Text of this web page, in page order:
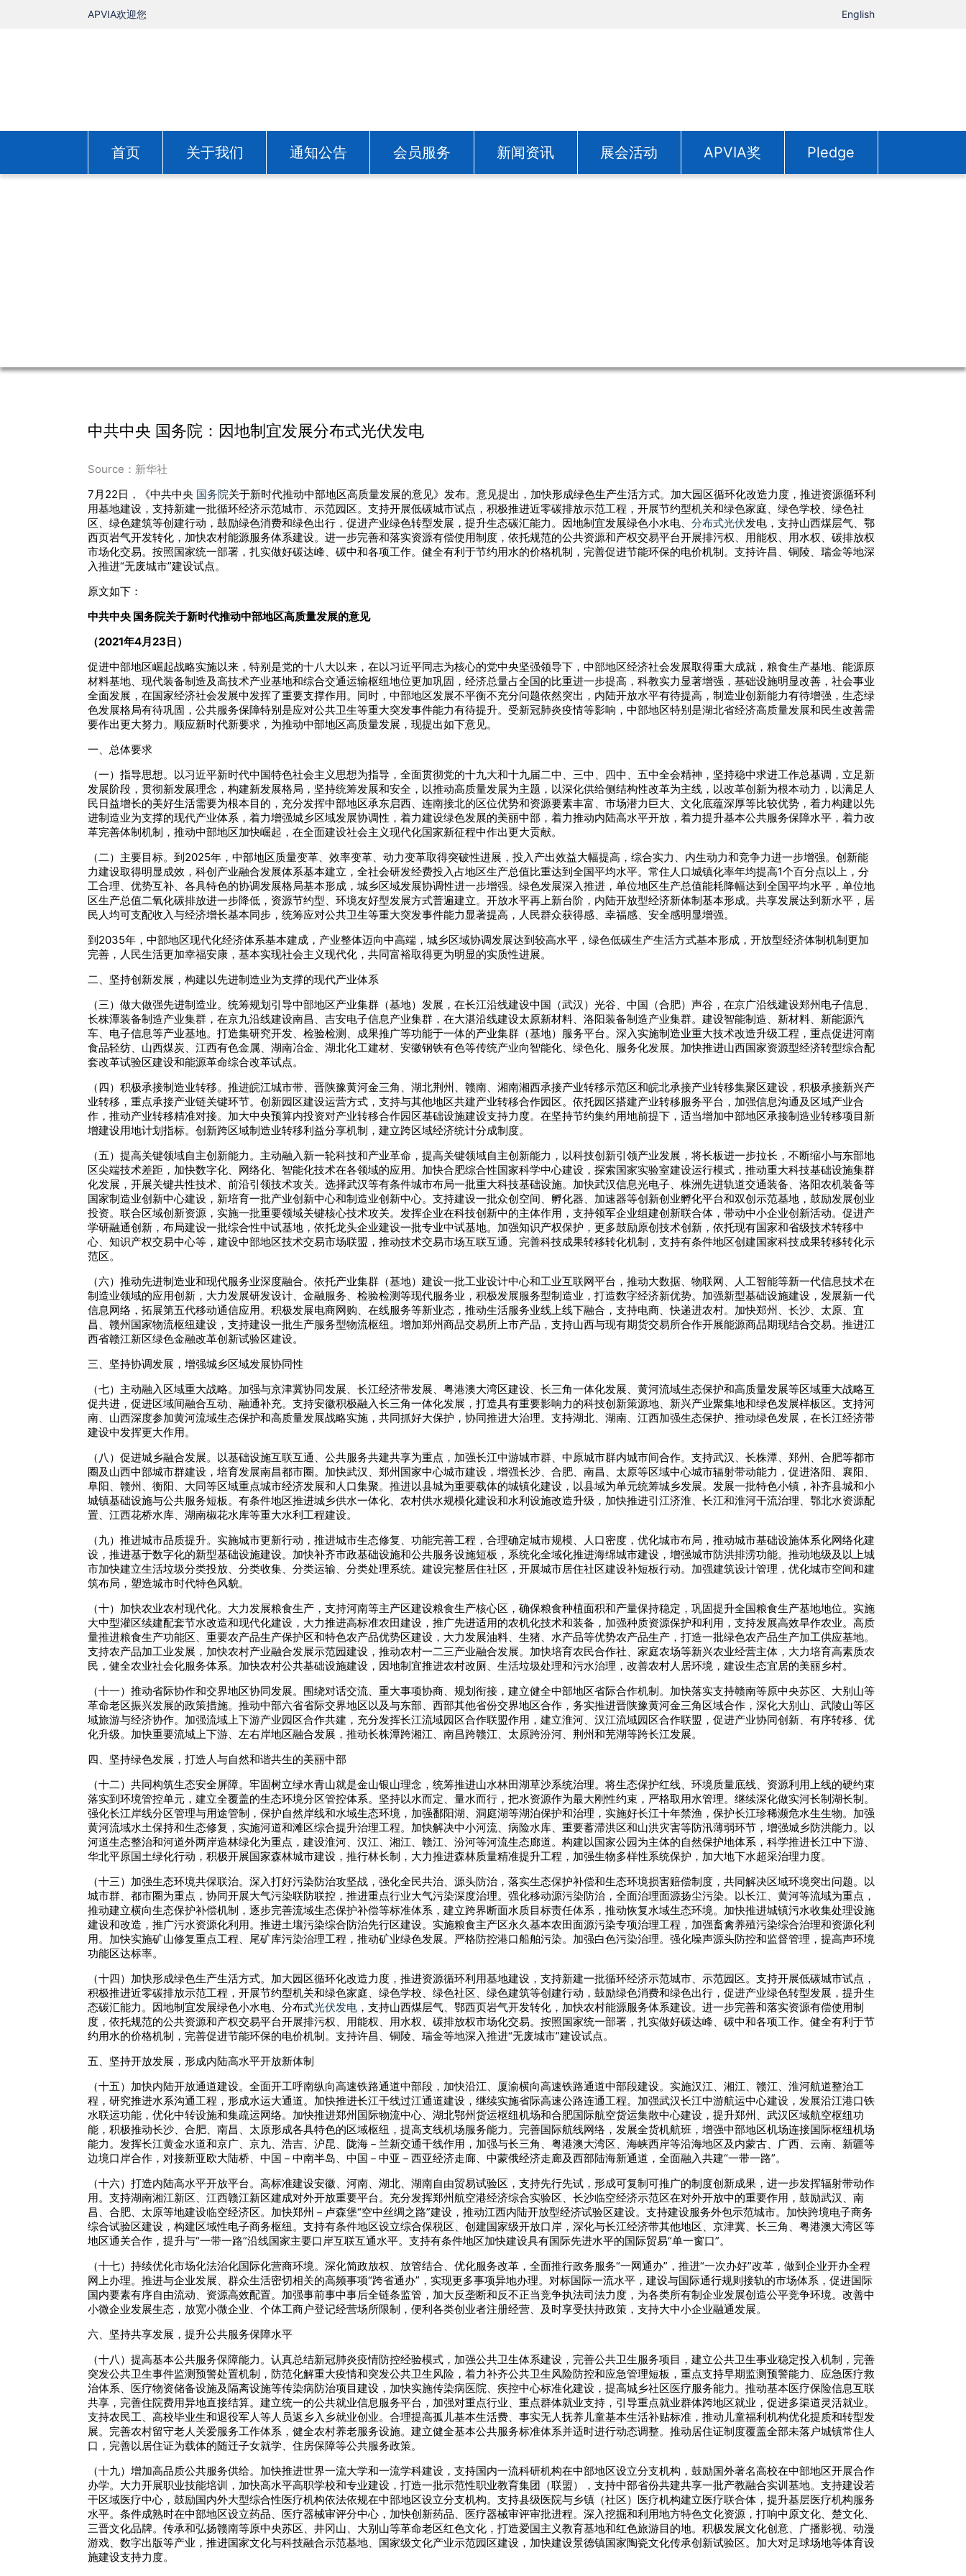
APVIA欢迎您 English
首页 关于我们 通知公告 会员服务 新闻资讯 展会活动 APVIA奖 Pledge
中共中央 国务院：因地制宜发展分布式光伏发电
Source：新华社
7月22日，《中共中央 国务院关于新时代推动中部地区高质量发展的意见》发布。意见提出，加快形成绿色生产生活方式。加大园区循环化改造力度，推进资源循环利
用基地建设，支持新建一批循环经济示范城市、示范园区。支持开展低碳城市试点，积极推进近零碳排放示范工程，开展节约型机关和绿色家庭、绿色学校、绿色社
区、绿色建筑等创建行动，鼓励绿色消费和绿色出行，促进产业绿色转型发展，提升生态碳汇能力。因地制宜发展绿色小水电、 分布式光伏发电，支持山西煤层气、鄂
西页岩气开发转化，加快农村能源服务体系建设。进一步完善和落实资源有偿使用制度，依托规范的公共资源和产权交易平台开展排污权、用能权、用水权、碳排放权
市场化交易。按照国家统一部署，扎实做好碳达峰、碳中和各项工作。健全有利于节约用水的价格机制，完善促进节能环保的电价机制。支持许昌、铜陵、瑞金等地深
入推进“无废城市”建设试点。
原文如下：
中共中央 国务院关于新时代推动中部地区高质量发展的意见
（2021年4月23日）
促进中部地区崛起战略实施以来，特别是党的十八大以来，在以习近平同志为核心的党中央坚强领导下，中部地区经济社会发展取得重大成就，粮食生产基地、能源原
材料基地、现代装备制造及高技术产业基地和综合交通运输枢纽地位更加巩固，经济总量占全国的比重进一步提高，科教实力显著增强，基础设施明显改善，社会事业
全面发展，在国家经济社会发展中发挥了重要支撑作用。同时，中部地区发展不平衡不充分问题依然突出，内陆开放水平有待提高，制造业创新能力有待增强，生态绿
色发展格局有待巩固，公共服务保障特别是应对公共卫生等重大突发事件能力有待提升。受新冠肺炎疫情等影响，中部地区特别是湖北省经济高质量发展和民生改善需
要作出更大努力。顺应新时代新要求，为推动中部地区高质量发展，现提出如下意见。
一、总体要求
（一）指导思想。以习近平新时代中国特色社会主义思想为指导，全面贯彻党的十九大和十九届二中、三中、四中、五中全会精神，坚持稳中求进工作总基调，立足新
发展阶段，贯彻新发展理念，构建新发展格局，坚持统筹发展和安全，以推动高质量发展为主题，以深化供给侧结构性改革为主线，以改革创新为根本动力，以满足人
民日益增长的美好生活需要为根本目的，充分发挥中部地区承东启西、连南接北的区位优势和资源要素丰富、市场潜力巨大、文化底蕴深厚等比较优势，着力构建以先
进制造业为支撑的现代产业体系，着力增强城乡区域发展协调性，着力建设绿色发展的美丽中部，着力推动内陆高水平开放，着力提升基本公共服务保障水平，着力改
革完善体制机制，推动中部地区加快崛起，在全面建设社会主义现代化国家新征程中作出更大贡献。
（二）主要目标。到2025年，中部地区质量变革、效率变革、动力变革取得突破性进展，投入产出效益大幅提高，综合实力、内生动力和竞争力进一步增强。创新能
力建设取得明显成效，科创产业融合发展体系基本建立，全社会研发经费投入占地区生产总值比重达到全国平均水平。常住人口城镇化率年均提高1个百分点以上，分
工合理、优势互补、各具特色的协调发展格局基本形成，城乡区域发展协调性进一步增强。绿色发展深入推进，单位地区生产总值能耗降幅达到全国平均水平，单位地
区生产总值二氧化碳排放进一步降低，资源节约型、环境友好型发展方式普遍建立。开放水平再上新台阶，内陆开放型经济新体制基本形成。共享发展达到新水平，居
民人均可支配收入与经济增长基本同步，统筹应对公共卫生等重大突发事件能力显著提高，人民群众获得感、幸福感、安全感明显增强。
到2035年，中部地区现代化经济体系基本建成，产业整体迈向中高端，城乡区域协调发展达到较高水平，绿色低碳生产生活方式基本形成，开放型经济体制机制更加
完善，人民生活更加幸福安康，基本实现社会主义现代化，共同富裕取得更为明显的实质性进展。
二、坚持创新发展，构建以先进制造业为支撑的现代产业体系
（三）做大做强先进制造业。统筹规划引导中部地区产业集群（基地）发展，在长江沿线建设中国（武汉）光谷、中国（合肥）声谷，在京广沿线建设郑州电子信息、
长株潭装备制造产业集群，在京九沿线建设南昌、吉安电子信息产业集群，在大湛沿线建设太原新材料、洛阳装备制造产业集群。建设智能制造、新材料、新能源汽
车、电子信息等产业基地。打造集研究开发、检验检测、成果推广等功能于一体的产业集群（基地）服务平台。深入实施制造业重大技术改造升级工程，重点促进河南
食品轻纺、山西煤炭、江西有色金属、湖南冶金、湖北化工建材、安徽钢铁有色等传统产业向智能化、绿色化、服务化发展。加快推进山西国家资源型经济转型综合配
套改革试验区建设和能源革命综合改革试点。
（四）积极承接制造业转移。推进皖江城市带、晋陕豫黄河金三角、湖北荆州、赣南、湘南湘西承接产业转移示范区和皖北承接产业转移集聚区建设，积极承接新兴产
业转移，重点承接产业链关键环节。创新园区建设运营方式，支持与其他地区共建产业转移合作园区。依托园区搭建产业转移服务平台，加强信息沟通及区域产业合
作，推动产业转移精准对接。加大中央预算内投资对产业转移合作园区基础设施建设支持力度。在坚持节约集约用地前提下，适当增加中部地区承接制造业转移项目新
增建设用地计划指标。创新跨区域制造业转移利益分享机制，建立跨区域经济统计分成制度。
（五）提高关键领域自主创新能力。主动融入新一轮科技和产业革命，提高关键领域自主创新能力，以科技创新引领产业发展，将长板进一步拉长，不断缩小与东部地
区尖端技术差距，加快数字化、网络化、智能化技术在各领域的应用。加快合肥综合性国家科学中心建设，探索国家实验室建设运行模式，推动重大科技基础设施集群
化发展，开展关键共性技术、前沿引领技术攻关。选择武汉等有条件城市布局一批重大科技基础设施。加快武汉信息光电子、株洲先进轨道交通装备、洛阳农机装备等
国家制造业创新中心建设，新培育一批产业创新中心和制造业创新中心。支持建设一批众创空间、孵化器、加速器等创新创业孵化平台和双创示范基地，鼓励发展创业
投资。联合区域创新资源，实施一批重要领域关键核心技术攻关。发挥企业在科技创新中的主体作用，支持领军企业组建创新联合体，带动中小企业创新活动。促进产
学研融通创新，布局建设一批综合性中试基地，依托龙头企业建设一批专业中试基地。加强知识产权保护，更多鼓励原创技术创新，依托现有国家和省级技术转移中
心、知识产权交易中心等，建设中部地区技术交易市场联盟，推动技术交易市场互联互通。完善科技成果转移转化机制，支持有条件地区创建国家科技成果转移转化示
范区。
（六）推动先进制造业和现代服务业深度融合。依托产业集群（基地）建设一批工业设计中心和工业互联网平台，推动大数据、物联网、人工智能等新一代信息技术在
制造业领域的应用创新，大力发展研发设计、金融服务、检验检测等现代服务业，积极发展服务型制造业，打造数字经济新优势。加强新型基础设施建设，发展新一代
信息网络，拓展第五代移动通信应用。积极发展电商网购、在线服务等新业态，推动生活服务业线上线下融合，支持电商、快递进农村。加快郑州、长沙、太原、宜
昌、赣州国家物流枢纽建设，支持建设一批生产服务型物流枢纽。增加郑州商品交易所上市产品，支持山西与现有期货交易所合作开展能源商品期现结合交易。推进江
西省赣江新区绿色金融改革创新试验区建设。
三、坚持协调发展，增强城乡区域发展协同性
（七）主动融入区域重大战略。加强与京津冀协同发展、长江经济带发展、粤港澳大湾区建设、长三角一体化发展、黄河流域生态保护和高质量发展等区域重大战略互
促共进，促进区域间融合互动、融通补充。支持安徽积极融入长三角一体化发展，打造具有重要影响力的科技创新策源地、新兴产业聚集地和绿色发展样板区。支持河
南、山西深度参加黄河流域生态保护和高质量发展战略实施，共同抓好大保护，协同推进大治理。支持湖北、湖南、江西加强生态保护、推动绿色发展，在长江经济带
建设中发挥更大作用。
（八）促进城乡融合发展。以基础设施互联互通、公共服务共建共享为重点，加强长江中游城市群、中原城市群内城市间合作。支持武汉、长株潭、郑州、合肥等都市
圈及山西中部城市群建设，培育发展南昌都市圈。加快武汉、郑州国家中心城市建设，增强长沙、合肥、南昌、太原等区域中心城市辐射带动能力，促进洛阳、襄阳、
阜阳、赣州、衡阳、大同等区域重点城市经济发展和人口集聚。推进以县城为重要载体的城镇化建设，以县域为单元统筹城乡发展。发展一批特色小镇，补齐县城和小
城镇基础设施与公共服务短板。有条件地区推进城乡供水一体化、农村供水规模化建设和水利设施改造升级，加快推进引江济淮、长江和淮河干流治理、鄂北水资源配
置、江西花桥水库、湖南椒花水库等重大水利工程建设。
（九）推进城市品质提升。实施城市更新行动，推进城市生态修复、功能完善工程，合理确定城市规模、人口密度，优化城市布局，推动城市基础设施体系化网络化建
设，推进基于数字化的新型基础设施建设。加快补齐市政基础设施和公共服务设施短板，系统化全域化推进海绵城市建设，增强城市防洪排涝功能。推动地级及以上城
市加快建立生活垃圾分类投放、分类收集、分类运输、分类处理系统。建设完整居住社区，开展城市居住社区建设补短板行动。加强建筑设计管理，优化城市空间和建
筑布局，塑造城市时代特色风貌。
（十）加快农业农村现代化。大力发展粮食生产，支持河南等主产区建设粮食生产核心区，确保粮食种植面积和产量保持稳定，巩固提升全国粮食生产基地地位。实施
大中型灌区续建配套节水改造和现代化建设，大力推进高标准农田建设，推广先进适用的农机化技术和装备，加强种质资源保护和利用，支持发展高效旱作农业。高质
量推进粮食生产功能区、重要农产品生产保护区和特色农产品优势区建设，大力发展油料、生猪、水产品等优势农产品生产，打造一批绿色农产品生产加工供应基地。
支持农产品加工业发展，加快农村产业融合发展示范园建设，推动农村一二三产业融合发展。加快培育农民合作社、家庭农场等新兴农业经营主体，大力培育高素质农
民，健全农业社会化服务体系。加快农村公共基础设施建设，因地制宜推进农村改厕、生活垃圾处理和污水治理，改善农村人居环境，建设生态宜居的美丽乡村。
（十一）推动省际协作和交界地区协同发展。围绕对话交流、重大事项协商、规划衔接，建立健全中部地区省际合作机制。加快落实支持赣南等原中央苏区、大别山等
革命老区振兴发展的政策措施。推动中部六省省际交界地区以及与东部、西部其他省份交界地区合作，务实推进晋陕豫黄河金三角区域合作，深化大别山、武陵山等区
域旅游与经济协作。加强流域上下游产业园区合作共建，充分发挥长江流域园区合作联盟作用，建立淮河、汉江流域园区合作联盟，促进产业协同创新、有序转移、优
化升级。加快重要流域上下游、左右岸地区融合发展，推动长株潭跨湘江、南昌跨赣江、太原跨汾河、荆州和芜湖等跨长江发展。
四、坚持绿色发展，打造人与自然和谐共生的美丽中部
（十二）共同构筑生态安全屏障。牢固树立绿水青山就是金山银山理念，统筹推进山水林田湖草沙系统治理。将生态保护红线、环境质量底线、资源利用上线的硬约束
落实到环境管控单元，建立全覆盖的生态环境分区管控体系。坚持以水而定、量水而行，把水资源作为最大刚性约束，严格取用水管理。继续深化做实河长制湖长制。
强化长江岸线分区管理与用途管制，保护自然岸线和水域生态环境，加强鄱阳湖、洞庭湖等湖泊保护和治理，实施好长江十年禁渔，保护长江珍稀濒危水生生物。加强
黄河流域水土保持和生态修复，实施河道和滩区综合提升治理工程。加快解决中小河流、病险水库、重要蓄滞洪区和山洪灾害等防汛薄弱环节，增强城乡防洪能力。以
河道生态整治和河道外两岸造林绿化为重点，建设淮河、汉江、湘江、赣江、汾河等河流生态廊道。构建以国家公园为主体的自然保护地体系，科学推进长江中下游、
华北平原国土绿化行动，积极开展国家森林城市建设，推行林长制，大力推进森林质量精准提升工程，加强生物多样性系统保护，加大地下水超采治理力度。
（十三）加强生态环境共保联治。深入打好污染防治攻坚战，强化全民共治、源头防治，落实生态保护补偿和生态环境损害赔偿制度，共同解决区域环境突出问题。以
城市群、都市圈为重点，协同开展大气污染联防联控，推进重点行业大气污染深度治理。强化移动源污染防治，全面治理面源扬尘污染。以长江、黄河等流域为重点，
推动建立横向生态保护补偿机制，逐步完善流域生态保护补偿等标准体系，建立跨界断面水质目标责任体系，推动恢复水域生态环境。加快推进城镇污水收集处理设施
建设和改造，推广污水资源化利用。推进土壤污染综合防治先行区建设。实施粮食主产区永久基本农田面源污染专项治理工程，加强畜禽养殖污染综合治理和资源化利
用。加快实施矿山修复重点工程、尾矿库污染治理工程，推动矿业绿色发展。严格防控港口船舶污染。加强白色污染治理。强化噪声源头防控和监督管理，提高声环境
功能区达标率。
（十四）加快形成绿色生产生活方式。加大园区循环化改造力度，推进资源循环利用基地建设，支持新建一批循环经济示范城市、示范园区。支持开展低碳城市试点，
积极推进近零碳排放示范工程，开展节约型机关和绿色家庭、绿色学校、绿色社区、绿色建筑等创建行动，鼓励绿色消费和绿色出行，促进产业绿色转型发展，提升生
态碳汇能力。因地制宜发展绿色小水电、分布式光伏发电 ，支持山西煤层气、鄂西页岩气开发转化，加快农村能源服务体系建设。进一步完善和落实资源有偿使用制
度，依托规范的公共资源和产权交易平台开展排污权、用能权、用水权、碳排放权市场化交易。按照国家统一部署，扎实做好碳达峰、碳中和各项工作。健全有利于节
约用水的价格机制，完善促进节能环保的电价机制。支持许昌、铜陵、瑞金等地深入推进“无废城市”建设试点。
五、坚持开放发展，形成内陆高水平开放新体制
（十五）加快内陆开放通道建设。全面开工呼南纵向高速铁路通道中部段，加快沿江、厦渝横向高速铁路通道中部段建设。实施汉江、湘江、赣江、淮河航道整治工
程，研究推进水系沟通工程，形成水运大通道。加快推进长江干线过江通道建设，继续实施省际高速公路连通工程。加强武汉长江中游航运中心建设，发展沿江港口铁
水联运功能，优化中转设施和集疏运网络。加快推进郑州国际物流中心、湖北鄂州货运枢纽机场和合肥国际航空货运集散中心建设，提升郑州、武汉区域航空枢纽功
能，积极推动长沙、合肥、南昌、太原形成各具特色的区域枢纽，提高支线机场服务能力。完善国际航线网络，发展全货机航班，增强中部地区机场连接国际枢纽机场
能力。发挥长江黄金水道和京广、京九、浩吉、沪昆、陇海－兰新交通干线作用，加强与长三角、粤港澳大湾区、海峡西岸等沿海地区及内蒙古、广西、云南、新疆等
边境口岸合作，对接新亚欧大陆桥、中国－中南半岛、中国－中亚－西亚经济走廊、中蒙俄经济走廊及西部陆海新通道，全面融入共建“一带一路”。
（十六）打造内陆高水平开放平台。高标准建设安徽、河南、湖北、湖南自由贸易试验区，支持先行先试，形成可复制可推广的制度创新成果，进一步发挥辐射带动作
用。支持湖南湘江新区、江西赣江新区建成对外开放重要平台。充分发挥郑州航空港经济综合实验区、长沙临空经济示范区在对外开放中的重要作用，鼓励武汉、南
昌、合肥、太原等地建设临空经济区。加快郑州－卢森堡“空中丝绸之路”建设，推动江西内陆开放型经济试验区建设。支持建设服务外包示范城市。加快跨境电子商务
综合试验区建设，构建区域性电子商务枢纽。支持有条件地区设立综合保税区、创建国家级开放口岸，深化与长江经济带其他地区、京津冀、长三角、粤港澳大湾区等
地区通关合作，提升与“一带一路”沿线国家主要口岸互联互通水平。支持有条件地区加快建设具有国际先进水平的国际贸易“单一窗口”。
（十七）持续优化市场化法治化国际化营商环境。深化简政放权、放管结合、优化服务改革，全面推行政务服务“一网通办”，推进“一次办好”改革，做到企业开办全程
网上办理。推进与企业发展、群众生活密切相关的高频事项“跨省通办”，实现更多事项异地办理。对标国际一流水平，建设与国际通行规则接轨的市场体系，促进国际
国内要素有序自由流动、资源高效配置。加强事前事中事后全链条监管，加大反垄断和反不正当竞争执法司法力度，为各类所有制企业发展创造公平竞争环境。改善中
小微企业发展生态，放宽小微企业、个体工商户登记经营场所限制，便利各类创业者注册经营、及时享受扶持政策，支持大中小企业融通发展。
六、坚持共享发展，提升公共服务保障水平
（十八）提高基本公共服务保障能力。认真总结新冠肺炎疫情防控经验模式，加强公共卫生体系建设，完善公共卫生服务项目，建立公共卫生事业稳定投入机制，完善
突发公共卫生事件监测预警处置机制，防范化解重大疫情和突发公共卫生风险，着力补齐公共卫生风险防控和应急管理短板，重点支持早期监测预警能力、应急医疗救
治体系、医疗物资储备设施及隔离设施等传染病防治项目建设，加快实施传染病医院、疾控中心标准化建设，提高城乡社区医疗服务能力。推动基本医疗保险信息互联
共享，完善住院费用异地直接结算。建立统一的公共就业信息服务平台，加强对重点行业、重点群体就业支持，引导重点就业群体跨地区就业，促进多渠道灵活就业。
支持农民工、高校毕业生和退役军人等人员返乡入乡就业创业。合理提高孤儿基本生活费、事实无人抚养儿童基本生活补贴标准，推动儿童福利机构优化提质和转型发
展。完善农村留守老人关爱服务工作体系，健全农村养老服务设施。建立健全基本公共服务标准体系并适时进行动态调整。推动居住证制度覆盖全部未落户城镇常住人
口，完善以居住证为载体的随迁子女就学、住房保障等公共服务政策。
（十九）增加高品质公共服务供给。加快推进世界一流大学和一流学科建设，支持国内一流科研机构在中部地区设立分支机构，鼓励国外著名高校在中部地区开展合作
办学。大力开展职业技能培训，加快高水平高职学校和专业建设，打造一批示范性职业教育集团（联盟），支持中部省份共建共享一批产教融合实训基地。支持建设若
干区域医疗中心，鼓励国内外大型综合性医疗机构依法依规在中部地区设立分支机构。支持县级医院与乡镇（社区）医疗机构建立医疗联合体，提升基层医疗机构服务
水平。条件成熟时在中部地区设立药品、医疗器械审评分中心，加快创新药品、医疗器械审评审批进程。深入挖掘和利用地方特色文化资源，打响中原文化、楚文化、
三晋文化品牌。传承和弘扬赣南等原中央苏区、井冈山、大别山等革命老区红色文化，打造爱国主义教育基地和红色旅游目的地。积极发展文化创意、广播影视、动漫
游戏、数字出版等产业，推进国家文化与科技融合示范基地、国家级文化产业示范园区建设，加快建设景德镇国家陶瓷文化传承创新试验区。加大对足球场地等体育设
施建设支持力度。